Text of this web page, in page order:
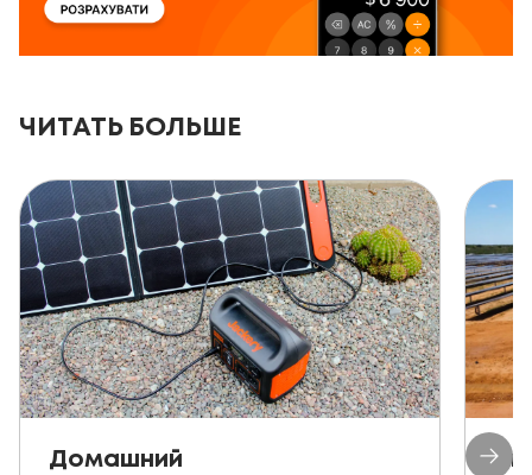
ЧИТАТЬ БОЛЬШЕ
Домашний